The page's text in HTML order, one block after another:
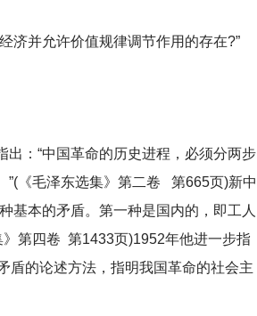
济并允许价值规律调节作用的存在?”
：“中国革命的历史进程，必须分两步
”(《毛泽东选集》第二卷 第665页)新中
基本的矛盾。第一种是国内的，即工人
第四卷 第1433页)1952年他进一步指
盾的论述方法，指明我国革命的社会主